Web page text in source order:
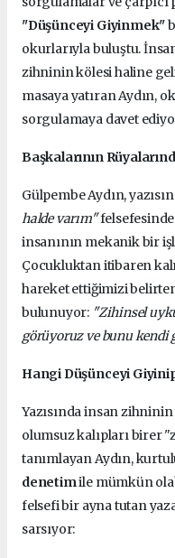
"Düşünceyi Giyinmek"
okurlarıyla buluştu.
zihninin kölesi haline
masaya yatıran Aydın,
sorgulamaya davet
Başkalarının
Gülpembe Aydın,
halde varım"
insanının mekanik bir
Çocukluktan itibaren
hareket ettiğimizi
bulunuyor: "Zihinsel
görüyoruz ve bunu kendi
Hangi Düşünceyi Giyinip
Yazısında insan
olumsuz kalıpları birer
tanımlayan Aydın,
denetimile mümkün
felsefi bir ayna tutan
sarsıyor: